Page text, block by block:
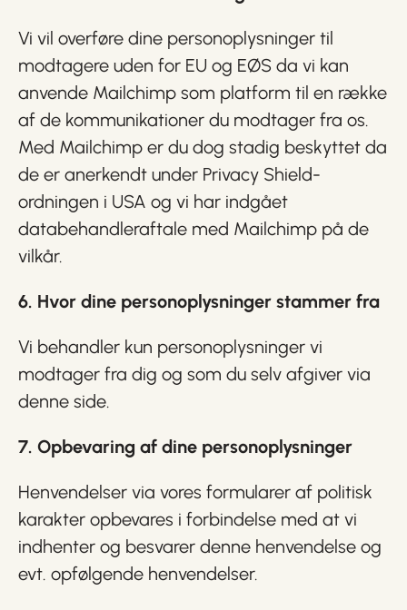
Vi vil overføre dine personoplysninger til
modtagere uden for EU og EØS da vi kan
anvende Mailchimp som platform til en række
af de kommunikationer du modtager fra os.
Med Mailchimp er du dog stadig beskyttet da
de er anerkendt under Privacy Shield-
ordningen i USA og vi har indgået
databehandleraftale med Mailchimp på de
vilkår.
6. Hvor dine personoplysninger stammer fra
Vi behandler kun personoplysninger vi
modtager fra dig og som du selv afgiver via
denne side.
7. Opbevaring af dine personoplysninger
Henvendelser via vores formularer af politisk
karakter opbevares i forbindelse med at vi
indhenter og besvarer denne henvendelse og
evt. opfølgende henvendelser.